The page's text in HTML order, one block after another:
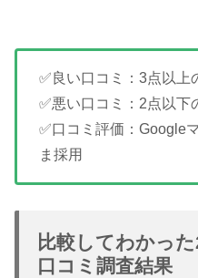
✅良い口コミ：3点以上
✅悪い口コミ：2点以下
✅口コミ評価：Google
ま採用
比較してわかっ
口コミ調査結果